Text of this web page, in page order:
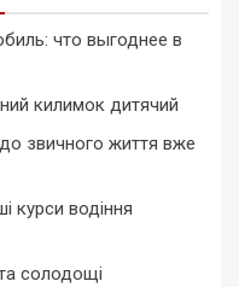
что выгоднее в
килимок дитячий
звичного життя вже
курси водіння
солодощі